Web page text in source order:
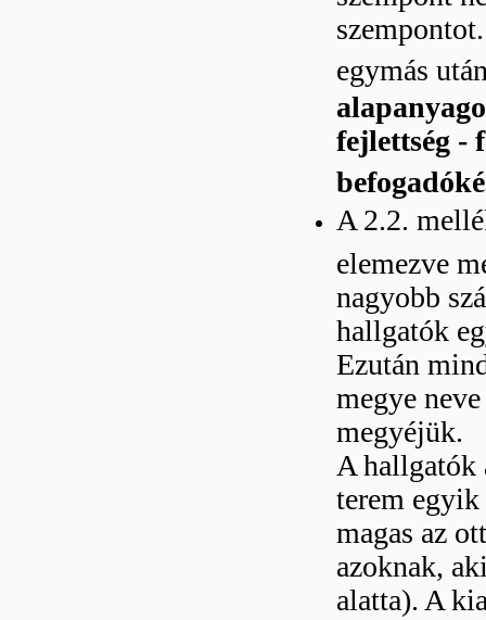
egymás
fejlettség -
A 2.2.
elemezve
nagyobb
hallgatók
Ezután
megye
megyéjük.
A hallgatók
terem egyik
magas az
azoknak,
alatta). A